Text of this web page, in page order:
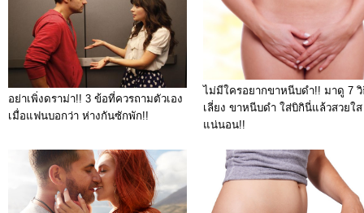
อย่าเพิ่งดราม่า!! 3 ข้อที่ควรถามตัวเอง
เมื่อแฟนบอกว่า ห่างกันซักพัก!!
ไม่มีใครอยากขาหนีบดำ!! มาดู 7
เลี่ยง ขาหนีบดำ ใส่บิกินี่แล้วสวยใส
แน่นอน!!